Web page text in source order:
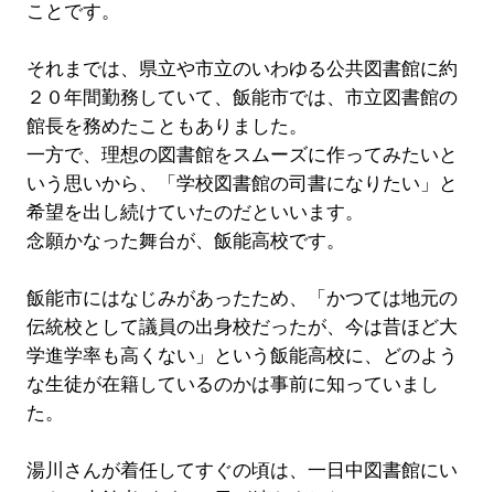
ことです。
それまでは、県立や市立のいわゆる公共図書館に約
２０年間勤務していて、飯能市では、市立図書館の
館長を務めたこともありました。
一方で、理想の図書館をスムーズに作ってみたいと
いう思いから、「学校図書館の司書になりたい」と
希望を出し続けていたのだといいます。
念願かなった舞台が、飯能高校です。
飯能市にはなじみがあったため、「かつては地元の
伝統校として議員の出身校だったが、今は昔ほど大
学進学率も高くない」という飯能高校に、どのよう
な生徒が在籍しているのかは事前に知っていまし
た。
湯川さんが着任してすぐの頃は、一日中図書館にい